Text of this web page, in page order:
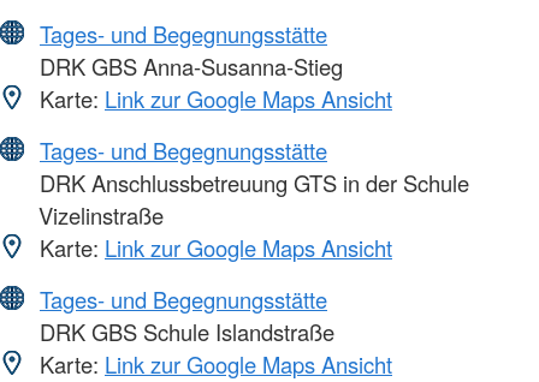
Tages- und Begegnungsstätte
DRK GBS Anna-Susanna-Stieg
Karte: Link zur Google Maps Ansicht
Tages- und Begegnungsstätte
DRK Anschlussbetreuung GTS in der Schule
Vizelinstraße
Karte: Link zur Google Maps Ansicht
Tages- und Begegnungsstätte
DRK GBS Schule Islandstraße
Karte: Link zur Google Maps Ansicht